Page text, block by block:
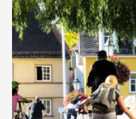
245 km von der
kombinierbar mit der
Auch entlang der Aar